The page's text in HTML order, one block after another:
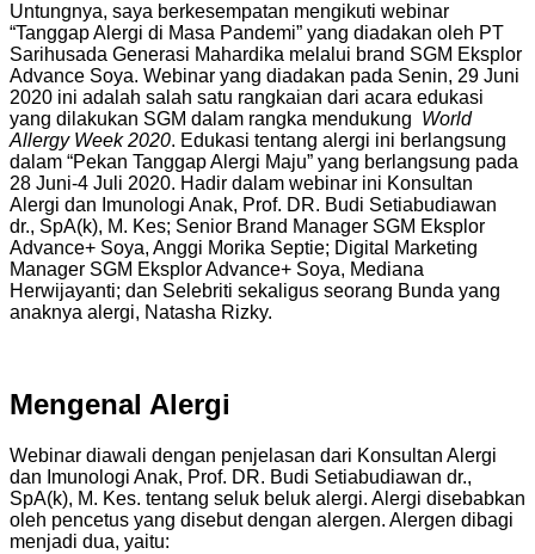
Untungnya, saya berkesempatan mengikuti webinar
“Tanggap Alergi di Masa Pandemi” yang diadakan oleh PT
Sarihusada Generasi Mahardika melalui brand SGM Eksplor
Advance Soya. Webinar yang diadakan pada Senin, 29 Juni
2020 ini adalah salah satu rangkaian dari acara edukasi
yang dilakukan SGM dalam rangka mendukung World
Allergy Week 2020. Edukasi tentang alergi ini berlangsung
dalam “Pekan Tanggap Alergi Maju” yang berlangsung pada
28 Juni-4 Juli 2020. Hadir dalam webinar ini Konsultan
Alergi dan Imunologi Anak, Prof. DR. Budi Setiabudiawan
dr., SpA(k), M. Kes; Senior Brand Manager SGM Eksplor
Advance+ Soya, Anggi Morika Septie; Digital Marketing
Manager SGM Eksplor Advance+ Soya, Mediana
Herwijayanti; dan Selebriti sekaligus seorang Bunda yang
anaknya alergi, Natasha Rizky.
Mengenal Alergi
Webinar diawali dengan penjelasan dari Konsultan Alergi
dan Imunologi Anak, Prof. DR. Budi Setiabudiawan dr.,
SpA(k), M. Kes. tentang seluk beluk alergi. Alergi disebabkan
oleh pencetus yang disebut dengan alergen. Alergen dibagi
menjadi dua, yaitu: